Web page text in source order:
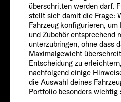
Service
überschritten werden darf.
stellt sich damit die Frage:
Fahrzeug konfigurieren, um
und Zubehör entsprechend
unterzubringen, ohne dass
Maximalgewicht
Entscheidung zu
nachfolgend einige
die Auswahl deines
Portfolio besonders wichtig
Chassis